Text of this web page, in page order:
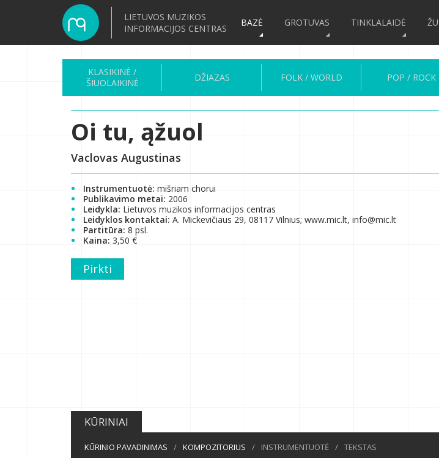
LIETUVOS MUZIKOS
INFORMACIJOS CENTRAS
BAZĖ GROTUVAS TINKLALAIDĖ
KLASIKINĖ /
ŠIUOLAIKINĖ
DŽIAZAS FOLK / WORLD POP / ROCK
Oi tu, ąžuol
Vaclovas Augustinas
Instrumentuotė: mišriam chorui
Publikavimo metai: 2006
Leidykla: Lietuvos muzikos informacijos centras
Leidyklos kontaktai: A. Mickevičiaus 29, 08117 Vilnius; www.mic.lt, info@mic.lt
Partitūra: 8 psl.
Kaina: 3,50 €
Pirkti
KŪRINIAI
KŪRINIO PAVADINIMAS / KOMPOZITORIUS / INSTRUMENTUOTĖ / TEKSTAS